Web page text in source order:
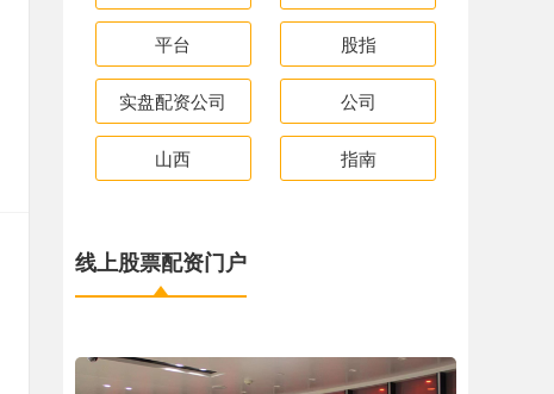
平台 股指
实盘配资公司 公司
山西 指南
线上股票配资门户